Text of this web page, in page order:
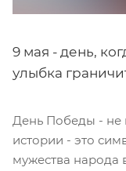
9 мая - день,
улыбка
День Победы - не
истории - это
мужества народа